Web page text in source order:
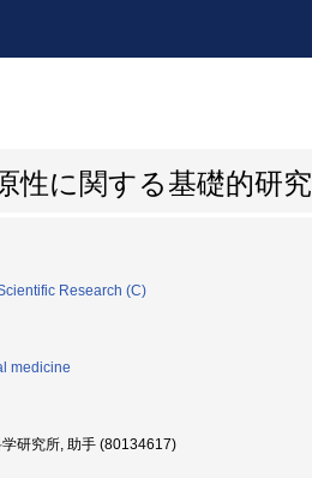
性に関する基礎的研究
Research (C)
medicine
研究所, 助手 (80134617)